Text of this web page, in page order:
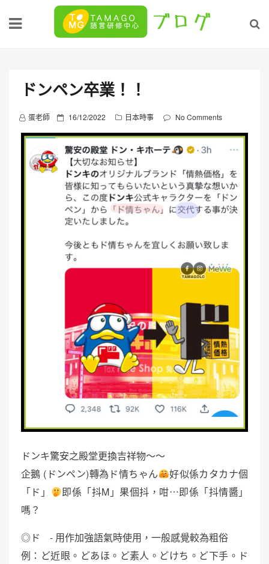
ドンペン卒業！！
蛋老師
P
o
s
e
d
o
n
16/12/2022 日本時事 No Comments
ドンキ驚安之殿堂更換吉祥物〜〜
企鵝 (ドンペン)轉為ド情ちゃん
好似係カタカナ個
「ド」
即係「抖M」果個抖，咁⋯即係「抖情醬」
嗎？
◎ド - 用作加強語氣時使用，一般感覺較為粗俗
例：ど近眼。どあほ。ど素人。どけち。ど下手。ド